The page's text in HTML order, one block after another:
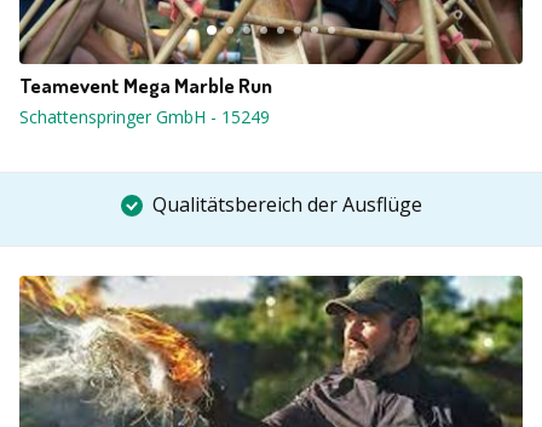
Teamevent Mega Marble Run
Schattenspringer GmbH - 15249
Qualitätsbereich der Ausflüge